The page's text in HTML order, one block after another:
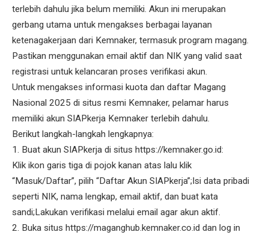
terlebih dahulu jika belum memiliki. Akun ini merupakan
gerbang utama untuk mengakses berbagai layanan
ketenagakerjaan dari Kemnaker, termasuk program magang.
Pastikan menggunakan email aktif dan NIK yang valid saat
registrasi untuk kelancaran proses verifikasi akun.
Untuk mengakses informasi kuota dan daftar Magang
Nasional 2025 di situs resmi Kemnaker, pelamar harus
memiliki akun SIAPkerja Kemnaker terlebih dahulu.
Berikut langkah-langkah lengkapnya:
1. Buat akun SIAPkerja di situs https://kemnaker.go.id:
Klik ikon garis tiga di pojok kanan atas lalu klik
“Masuk/Daftar”, pilih “Daftar Akun SIAPkerja”;Isi data pribadi
seperti NIK, nama lengkap, email aktif, dan buat kata
sandi;Lakukan verifikasi melalui email agar akun aktif.
2. Buka situs https://maganghub.kemnaker.co.id dan log in